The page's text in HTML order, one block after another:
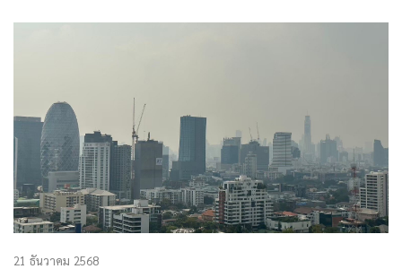
21 ธันวาคม 2568